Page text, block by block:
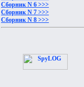
Сборник N 6 >>>
Сборник N 7 >>>
Сборник N 8 >>>